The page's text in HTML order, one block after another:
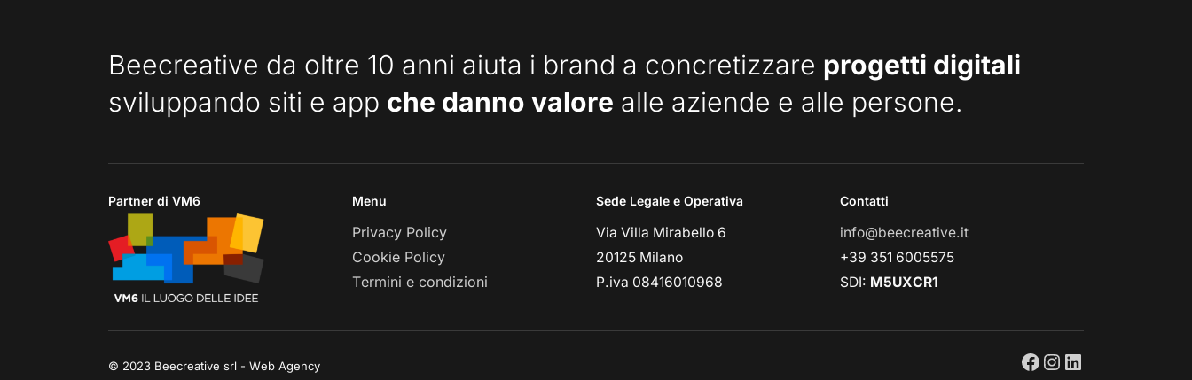
Beecreative da oltre 10 anni aiuta i brand a concretizzare progetti digitali
sviluppando siti e app che danno valore alle aziende e alle persone.
Partner di VM6 Menu
Privacy Policy
Cookie Policy
Termini e condizioni
Sede Legale e Operativa
Via Villa Mirabello 6
20125 Milano
P.iva 08416010968
Contatti
info@beecreative.it
+39 351 6005575
SDI: M5UXCR1
© 2023 Beecreative srl - Web Agency